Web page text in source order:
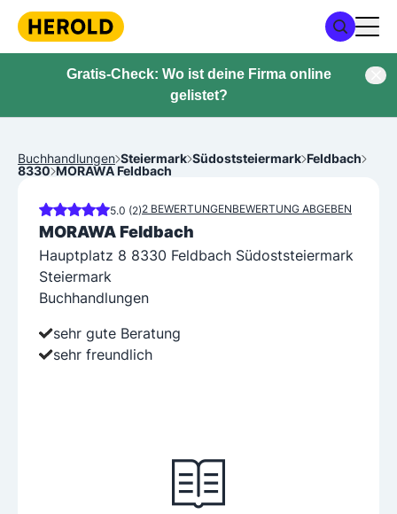
Gratis-Check: Wo ist deine Firma online
gelistet?
Buchhandlungen Steiermark Südoststeiermark Feldbach
8330 MORAWA Feldbach
5.0 (2)2 BEWERTUNGENBEWERTUNG ABGEBEN
MORAWA Feldbach
Hauptplatz 8 8330 Feldbach Südoststeiermark
Steiermark
Buchhandlungen
sehr gute Beratung
sehr freundlich